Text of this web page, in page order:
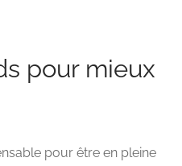
pour mieux
pour être en pleine